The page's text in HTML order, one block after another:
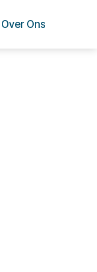
Over Ons